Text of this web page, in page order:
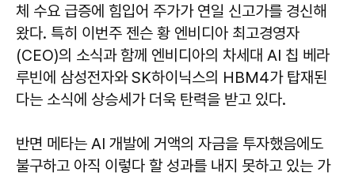
체 수요 급증에 힘입어 주가가 연일 신고가를 경신해
왔다. 특히 이번주 젠슨 황 엔비디아 최고경영자
(CEO)의 소식과 함께 엔비디아의 차세대 AI 칩 베라
루빈에 삼성전자와 SK하이닉스의 HBM4가 탑재된
다는 소식에 상승세가 더욱 탄력을 받고 있다.
반면 메타는 AI 개발에 거액의 자금을 투자했음에도
불구하고 아직 이렇다 할 성과를 내지 못하고 있는 가